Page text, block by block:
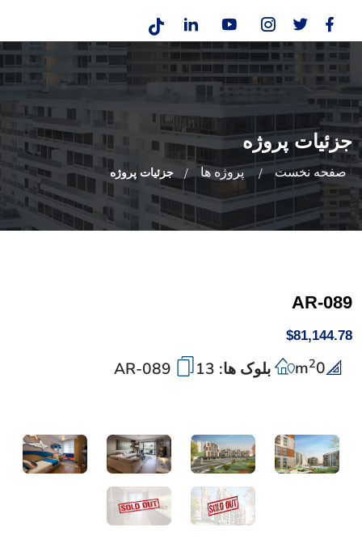
جزئیات پروژه
صفحه نخست پروژه ها جزئیات پروژه
AR-089
$81,144.78
0
m2 بلوک ها: 13